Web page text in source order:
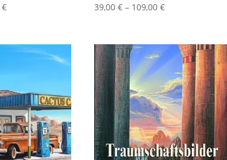
€ 39,00€ – 109,00€